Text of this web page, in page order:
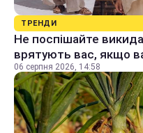
ТРЕНДИ
Не поспішайте
врятують вас, якщо
06 серпня 2026, 14:58